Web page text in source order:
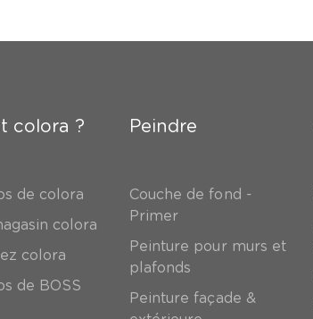
colora ?
de colora
colora
colora
de BOSS
Peindre
Couche de fond -
Primer
Peinture pour murs et
plafonds
Peinture façade &